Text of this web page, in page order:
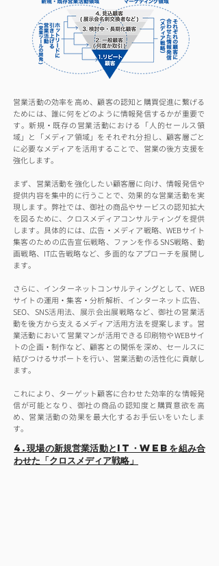
営業活動の効率を高め、顧客の認知と購買促進に繋げる
ためには、誰に何をどのように情報発信するかが重要で
す。新規・既存の営業活動における「人的セールス領
域」と「メディア領域」をそれぞれ分担し、顧客層ごと
に必要なメディアを活用することで、営業の後方支援を
強化します。
まず、営業活動を強化したい顧客層に向け、情報発信や
提供内容を集中的に行うことで、効果的な営業活動を実
現します。弊社では、御社の商品やサービスの認知拡大
を図るために、クロスメディアコンサルティングを提供
します。具体的には、広告・メディア戦略、WEBサイト
集客のための広告宣伝戦略、ファンを作るSNS戦略、動
画戦略、IT広告戦略など、多面的なアプローチを展開し
ます。
さらに、インターネットコンサルティングとして、WEB
サイトの運用・集客・分析解析、インターネット広告、
SEO、SNS活用法、展示会出展戦略など、御社の営業活
動を後方から支えるメディア活用方法を提案します。営
業活動において営業マンが活用できる印刷物やWEBサイ
トの企画・制作など、顧客との関係を深め、セールスに
結びつけるサポートを行い、営業活動の活性化に貢献し
ます。
これにより、ターゲット顧客に合わせた効率的な情報発
信が可能となり、御社の商品の認知度と購買意欲を高
め、営業活動の効果を最大化するお手伝いをいたしま
す。
4.現場の新規営業活動とIT・WEBを組み合
わせた「クロスメディア戦略」